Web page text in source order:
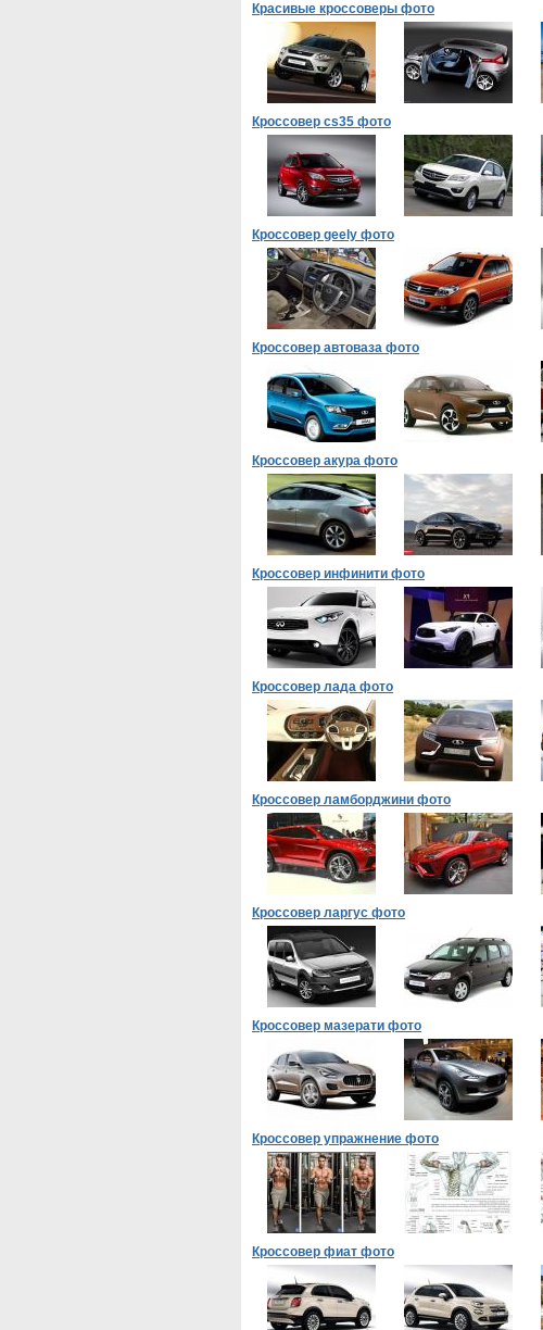
Красивые кроссоверы фото
Кроссовер cs35 фото
Кроссовер geely фото
Кроссовер автоваза фото
Кроссовер акура фото
Кроссовер инфинити фото
Кроссовер лада фото
Кроссовер ламборджини фото
Кроссовер ларгус фото
Кроссовер мазерати фото
Кроссовер упражнение фото
Кроссовер фиат фото